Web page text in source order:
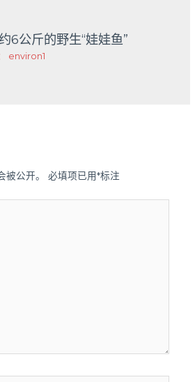
6公斤的野生“娃娃鱼”
environ1
公开。 必填项已用*标注